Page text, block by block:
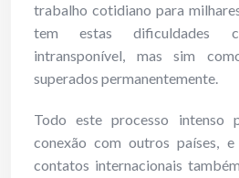
trabalho cotidiano para
tem estas dificuldades
intransponível, mas sim
superados permanentemente.
Todo este processo intenso
conexão com outros países,
contatos internacionais